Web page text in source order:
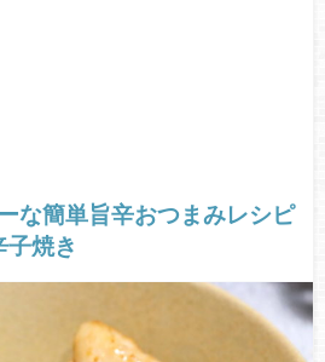
な簡単旨辛おつまみレシピ
子焼き